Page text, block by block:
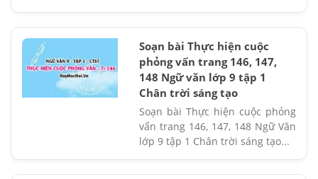
Soạn bài Thực hiện cuộc
phỏng vấn trang 146, 147,
148 Ngữ văn lớp 9 tập 1
Chân trời sáng tạo
Soạn bài Thực hiện cuộc phỏng
vấn trang 146, 147, 148 Ngữ Văn
lớp 9 tập 1 Chân trời sáng tạo...